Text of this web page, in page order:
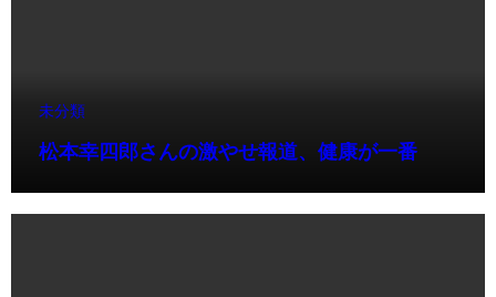
未分類
松本幸四郎さんの激やせ報道、健康が一番